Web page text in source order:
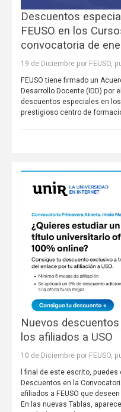
Descuentos
FEUSO en los
convocatoria de
19 de Diciembre por FEUSO,
FEUSO tiene firmado un
Desarrollo Docente (IDD) por
descuentos especiales en
prestigioso centro de
Nuevos
los afiliados a USO
10 de Diciembre por FEUSO,
l final de este escrito,
Descuentos en la
afiliados a FEUSO que
En las nuevas Tablas,